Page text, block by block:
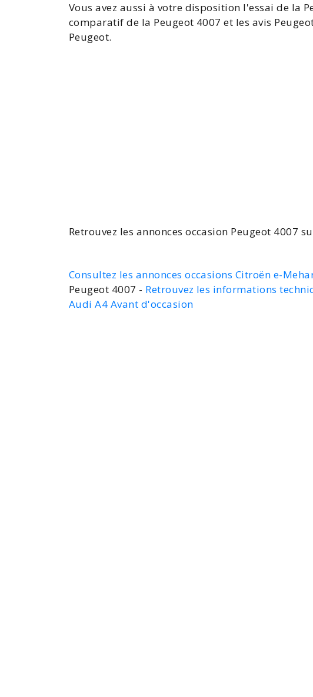
Vous avez aussi à votre disposition l'essai de la
comparatif de la Peugeot 4007 et les avis
Peugeot.
Retrouvez les annoncesoccasion Peugeot 4007
Consultez les annonces occasions Citroën e-
Peugeot 4007 - Retrouvez les informations
Audi A4 Avant d'occasion